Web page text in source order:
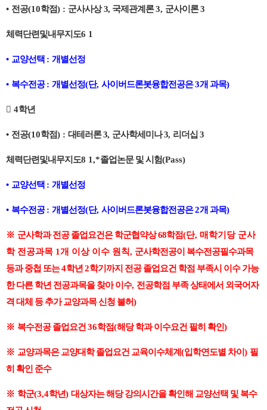
• 전공(10학점) : 군사사상 3, 국제관계론3, 군사이론3
체력단련및내무지도6 1
• 교양선택 : 개별선정
• 복수전공: 개별선정(단, 사이버드론봇융합전공은3개 과목)
 4학년
• 전공(10학점) : 대테러론 3, 군사학세미나 3, 리더십 3
체력단련및내무지도8 1,*졸업논문 및 시험(Pass)
• 교양선택 : 개별선정
• 복수전공: 개별선정(단, 사이버드론봇융합전공은2개 과목)
※ 군사학과 전공 졸업요건은 학군협약상 68학점(단, 매학기당 군사
학 전공과목 1개 이상 이수 원칙, 군사학전공이 복수전공필수과목
등과 중첩 또는4학년 2학기까지 전공 졸업요건 학점 부족시 이수 가능
한 다른 학년 전공과목을찾아 이수, 전공학점 부족 상태에서 외국어자
격 대체 등 추가 교양과목 신청 불허)
※ 복수전공 졸업요건 36학점(해당 학과 이수요건 필히 확인)
※ 교양과목은 교양대학 졸업요건 교육이수체계 (입학연도별 차이 ) 필
히 확인 준수
※ 학군(3,4학년) 대상자는 해당 강의시간을 확인해 교양선택 및 복수